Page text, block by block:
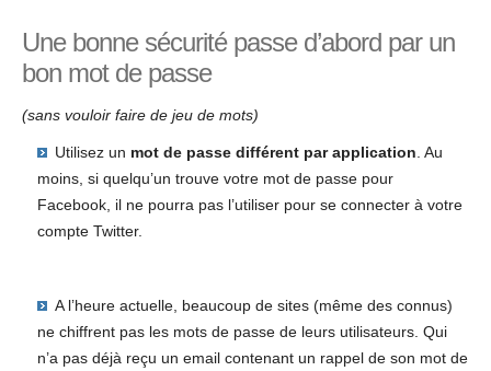
Une bonne sécurité passe d’abord par un
bon mot de passe
(sans vouloir faire de jeu de mots)
Utilisez un mot de passe différent par application . Au
moins, si quelqu’un trouve votre mot de passe pour
Facebook, il ne pourra pas l’utiliser pour se connecter à votre
compte Twitter.
A l’heure actuelle, beaucoup de sites (même des connus)
ne chiffrent pas les mots de passe de leurs utilisateurs. Qui
n’a pas déjà reçu un email contenant un rappel de son mot de